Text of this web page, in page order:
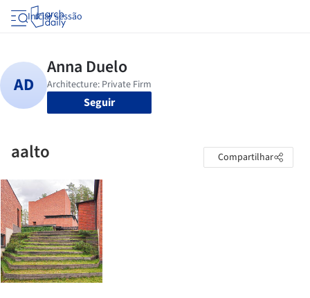
Iniciar sessão
Seguir
aalto Compartilhar